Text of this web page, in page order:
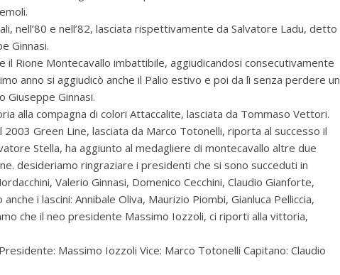
nell’80 e nell’82, lasciata rispettivamente da Salvatore Ladu, detto
Ginnasi.
il Rione Montecavallo imbattibile, aggiudicandosi consecutivamente
anno si aggiudicò anche il Palio estivo e poi da lì senza perdere un
Giuseppe Ginnasi.
alla compagna di colori Attaccalite, lasciata da Tommaso Vettori.
Green Line, lasciata da Marco Totonelli, riporta al successo il
Stella, ha aggiunto al medagliere di montecavallo altre due
desideriamo ringraziare i presidenti che si sono succeduti in
Valerio Ginnasi, Domenico Cecchini, Claudio Gianforte,
i lascini: Annibale Oliva, Maurizio Piombi, Gianluca Pelliccia,
che il neo presidente Massimo Iozzoli, ci riporti alla vittoria,
Massimo Iozzoli Vice: Marco Totonelli Capitano: Claudio